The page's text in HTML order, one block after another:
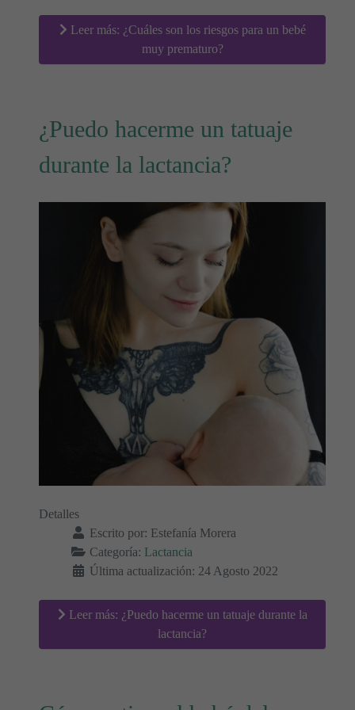
Leer más: ¿Cuáles son los riesgos para un bebé
muy prematuro?
¿Puedo hacerme un tatuaje
durante la lactancia?
Detalles
Escrito por: Estefanía Morera
Categoría: Lactancia
Última actualización: 24 Agosto 2022
Leer más: ¿Puedo hacerme un tatuaje durante la
lactancia?